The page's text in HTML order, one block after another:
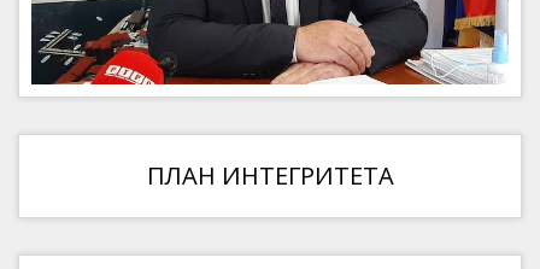
ПЛАН ИНТЕГРИТЕТА